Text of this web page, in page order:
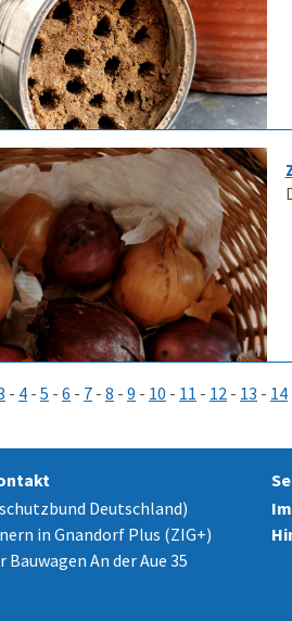
- 4 - 5 - 6 - 7 - 8 - 9 - 10 - 11 - 12 - 13 - 14
Deutschland)
in Gnandorf Plus (ZIG+)
An der Aue 35